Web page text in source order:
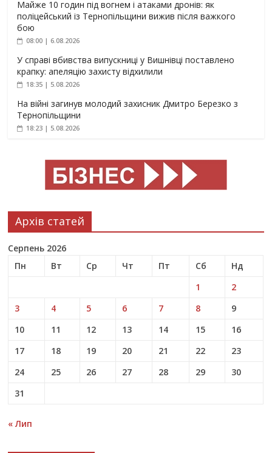
Майже 10 годин під вогнем і атаками дронів: як
поліцейський із Тернопільщини вижив після важкого
бою
08:00 | 6.08.2026
У справі вбивства випускниці у Вишнівці поставлено
крапку: апеляцію захисту відхилили
18:35 | 5.08.2026
На війні загинув молодий захисник Дмитро Березко з
Тернопільщини
18:23 | 5.08.2026
Архів статей
Серпень 2026
Пн
Вт Ср Чт Пт Сб
Нд
1
2
3
4 5 6 7 8
9
10
11 12 13 14 15
16
17
18 19 20 21 22
23
24
25 26 27 28 29
30
31
« Лип